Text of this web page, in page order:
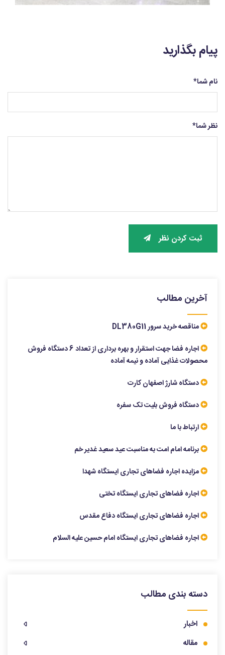
پیام بگذارید
نام شما*
نظر شما*
ثبت کردن نظر
آخرین مطالب
مناقصه خرید سرور DL380G11
اجاره فضا جهت استقرار و بهره برداری از تعداد 6 دستگاه فروش
محصولات غذایی آماده و نیمه آماده
دستگاه شارژ اصفهان کارت
دستگاه فروش بلیت تک سفره
ارتباط با ما
برنامه امام امت به مناسبت عید سعید غدیر خم
مزایده اجاره فضاهای تجاری ایستگاه شهدا
اجاره فضاهای تجاری ایستگاه تختی
اجاره فضاهای تجاری ایستگاه دفاع مقدس
اجاره فضاهای تجاری ایستگاه امام حسین علیه السلام
دسته بندی مطالب
اخبار
مقاله